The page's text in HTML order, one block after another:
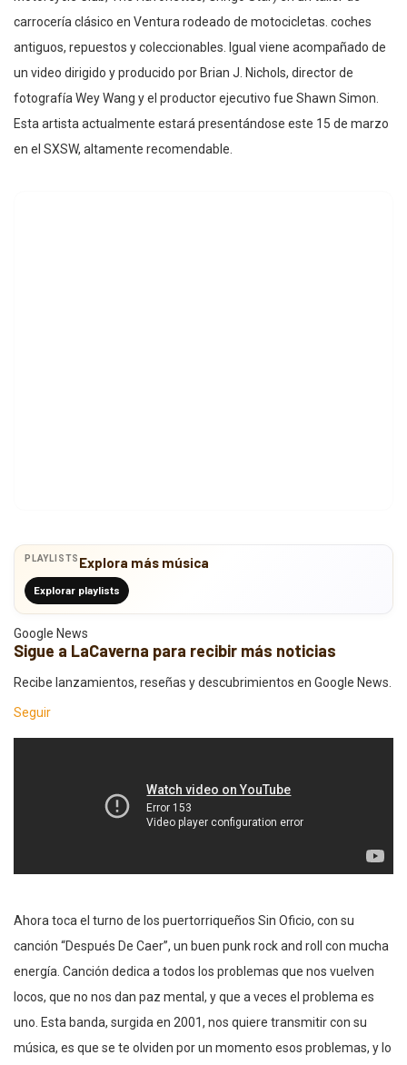
carrocería clásico en Ventura rodeado de motocicletas. coches
antiguos, repuestos y coleccionables. Igual viene acompañado de
un video dirigido y producido por Brian J. Nichols, director de
fotografía Wey Wang y el productor ejecutivo fue Shawn Simon.
Esta artista actualmente estará presentándose este 15 de marzo
en el SXSW, altamente recomendable.
PLAYLISTS Explora más música
Explorar playlists
Google News
Sigue a LaCaverna para recibir más noticias
Recibe lanzamientos, reseñas y descubrimientos en Google News.
Seguir
Ahora toca el turno de los puertorriqueños Sin Oficio, con su
canción “Después De Caer”, un buen punk rock and roll con mucha
energía. Canción dedica a todos los problemas que nos vuelven
locos, que no nos dan paz mental, y que a veces el problema es
uno. Esta banda, surgida en 2001, nos quiere transmitir con su
música, es que se te olviden por un momento esos problemas, y lo